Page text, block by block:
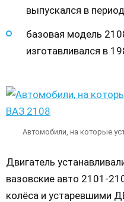
выпускался в
базовая модель
изготавливался в
Автомобили, на которые
Двигатель
вазовские авто 2101-
колёса и устаревшими